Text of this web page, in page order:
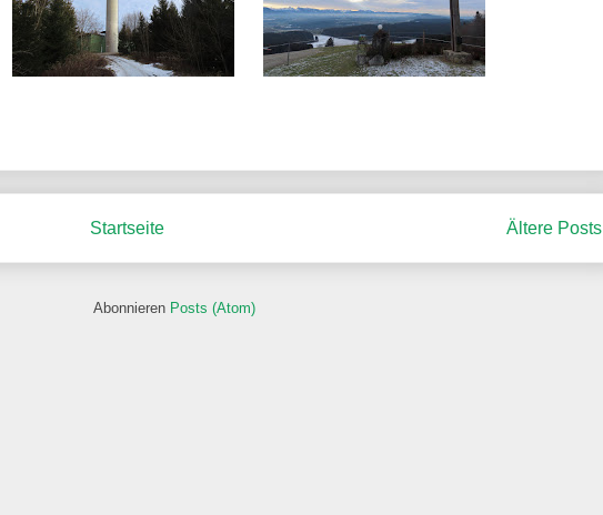
Ältere Posts
Startseite
Abonnieren Posts (Atom)